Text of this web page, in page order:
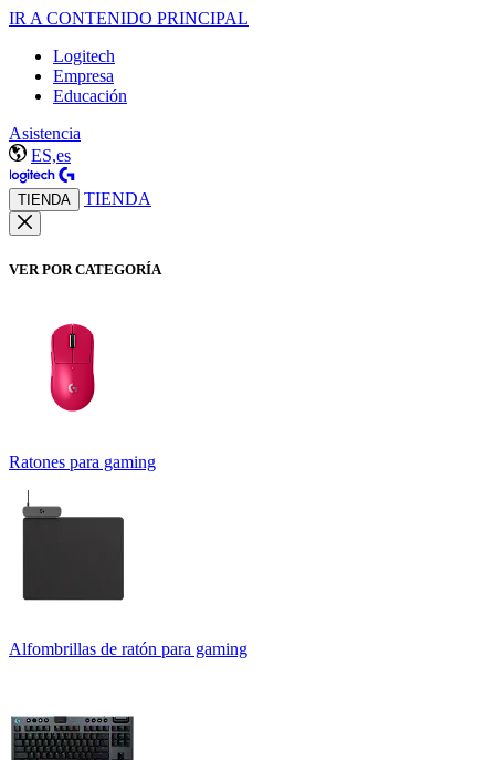
IR A CONTENIDO PRINCIPAL
Logitech
Empresa
Educación
Asistencia
ES,es
TIENDA TIENDA
VER POR CATEGORÍA
Ratones para gaming
Alfombrillas de ratón para gaming